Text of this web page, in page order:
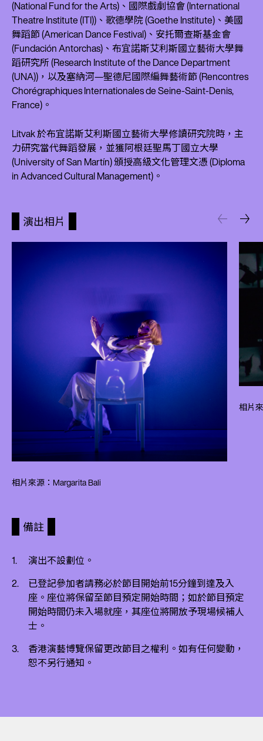
(National Fund for the Arts)、國際戲劇協會 (International
Theatre Institute (ITI))、歌德學院 (Goethe Institute)、美國
舞蹈節 (American Dance Festival)、安托爾查斯基金會
(Fundación Antorchas)、布宜諾斯艾利斯國立藝術大學舞
蹈研究所 (Research Institute of the Dance Department
(UNA))，以及塞納河—聖德尼國際編舞藝術節 (Rencontres
Chorégraphiques Internationales de Seine-Saint-Denis,
France)。
Litvak 於布宜諾斯艾利斯國立藝術大學修讀研究院時，主
力研究當代舞蹈發展，並獲阿根廷聖馬丁國立大學
(University of San Martín) 頒授高級文化管理文憑 (Diploma
in Advanced Cultural Management)。
演出相片
相片來源：Margarita Bali
相片
備註
演出不設劃位。
已登記參加者請務必於節目開始前15分鐘到達及入
座。座位將保留至節目預定開始時間；如於節目預定
開始時間仍未入場就座，其座位將開放予現場候補人
士。
香港演藝博覽保留更改節目之權利。如有任何變動，
恕不另行通知。